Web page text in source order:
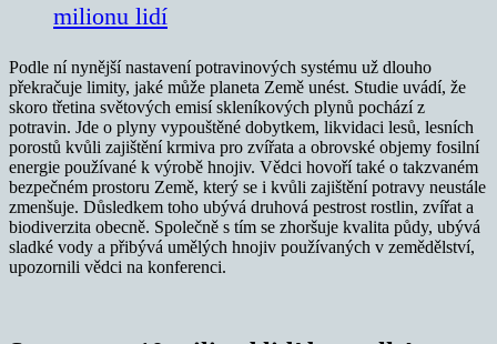
milionu lidí
Podle ní nynější nastavení potravinových systému už dlouho
překračuje limity, jaké může planeta Země unést. Studie uvádí, že
skoro třetina světových emisí skleníkových plynů pochází z
potravin. Jde o plyny vypouštěné dobytkem, likvidaci lesů, lesních
porostů kvůli zajištění krmiva pro zvířata a obrovské objemy fosilní
energie používané k výrobě hnojiv. Vědci hovoří také o takzvaném
bezpečném prostoru Země, který se i kvůli zajištění potravy neustále
zmenšuje. Důsledkem toho ubývá druhová pestrost rostlin, zvířat a
biodiverzita obecně. Společně s tím se zhoršuje kvalita půdy, ubývá
sladké vody a přibývá umělých hnojiv používaných v zemědělství,
upozornili vědci na konferenci.